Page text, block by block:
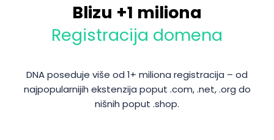
Blizu +1 miliona
Registracija domena
DNA poseduje više od 1+ miliona registracija – od
najpopularnijih ekstenzija poput .com, .net, .org do
nišnih poput .shop.